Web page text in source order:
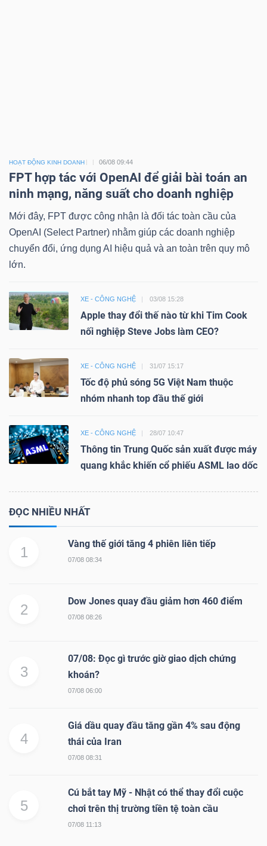
HOẠT ĐỘNG KINH DOANH 06/08 09:44
FPT hợp tác với OpenAI để giải bài toán an
ninh mạng, năng suất cho doanh nghiệp
Mới đây, FPT được công nhận là đối tác toàn cầu của
OpenAI (Select Partner) nhằm giúp các doanh nghiệp
chuyển đổi, ứng dụng AI hiệu quả và an toàn trên quy mô
lớn.
XE - CÔNG NGHỆ 03/08 15:28
Apple thay đổi thế nào từ khi Tim Cook
nối nghiệp Steve Jobs làm CEO?
XE - CÔNG NGHỆ 31/07 15:17
Tốc độ phủ sóng 5G Việt Nam thuộc
nhóm nhanh top đầu thế giới
XE - CÔNG NGHỆ 28/07 10:47
Thông tin Trung Quốc sản xuất được máy
quang khắc khiến cổ phiếu ASML lao dốc
ĐỌC NHIỀU NHẤT
1
Vàng thế giới tăng 4 phiên liên tiếp
07/08 08:34
2
Dow Jones quay đầu giảm hơn 460 điểm
07/08 08:26
3
07/08: Đọc gì trước giờ giao dịch chứng
khoán?
07/08 06:00
4
Giá dầu quay đầu tăng gần 4% sau động
thái của Iran
07/08 08:31
5
Cú bắt tay Mỹ - Nhật có thể thay đổi cuộc
chơi trên thị trường tiền tệ toàn cầu
07/08 11:13